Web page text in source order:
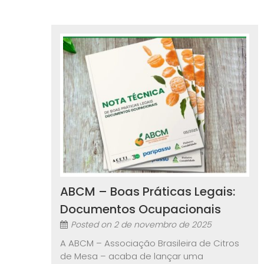
ABCM – Boas Práticas Legais:
Documentos Ocupacionais
Posted on 2 de novembro de 2025
A ABCM – Associação Brasileira de Citros
de Mesa – acaba de lançar uma